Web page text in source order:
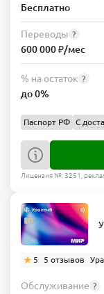
Бесплатно
Переводы ?
600 000 ₽/мес
% на остаток ?
до 0%
Паспорт РФ С
Лицензия №: 3251,
5 5 отзывов
Обслуживание ?